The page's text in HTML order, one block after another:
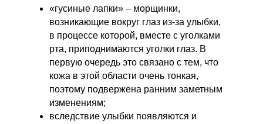
«гусиные лапки» – морщинки,
возникающие вокруг глаз из-за улыбки,
в процессе которой, вместе с уголками
рта, приподнимаются уголки глаз. В
первую очередь это связано с тем, что
кожа в этой области очень тонкая,
поэтому подвержена ранним заметным
изменениям;
вследствие улыбки появляются и